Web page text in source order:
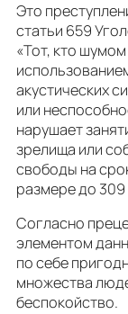
Это
статьи 659
«Тот, кто
акустических
или
нарушает
зрелища или
свободы на
размере до 309
Согласно
элементом
по себе
множества
беспокойство.